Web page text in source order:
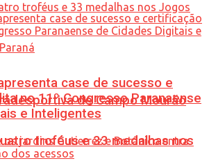
de Campo Mourão
troféus e 33 medalhas nos
case de sucesso e
no 11º Congresso Paranaense
e Inteligentes